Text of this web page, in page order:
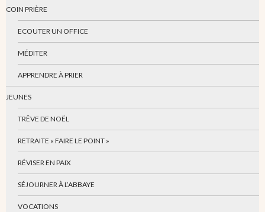
COIN PRIÈRE
ECOUTER UN OFFICE
MÉDITER
APPRENDRE À PRIER
JEUNES
TRÊVE DE NOËL
RETRAITE « FAIRE LE POINT »
RÉVISER EN PAIX
SÉJOURNER À L’ABBAYE
VOCATIONS